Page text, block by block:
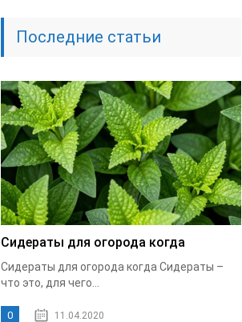
Последние статьи
Сидераты для огорода когда
Сидераты для огорода когда Сидераты –
что это, для чего...
0 11.04.2020